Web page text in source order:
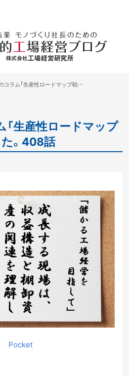
弊社ＨＰのコラム「生産性ロードマップ戦略」更新しました。408話
生産性ロードマップ
。408話
Pocket